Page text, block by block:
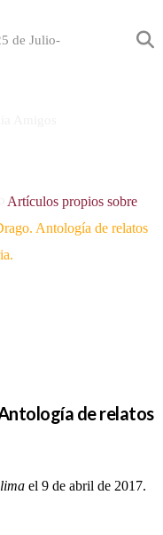
Artículos propios sobre
Antología de relatos
de relatos
el 9 de abril de 2017.